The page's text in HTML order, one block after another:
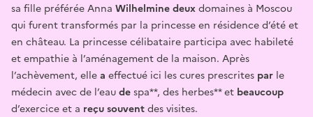
sa fille préférée Anna Wilhelmine deuxdomaines à Moscou
qui furent transformés par la princesse en résidence d’été et
en château. La princesse célibataire participa avec habileté
et empathie à l’aménagement de la maison. Après
l’achèvement, ellea effectué ici les cures prescrites par le
médecin avec de l’eaudespa**, des herbes** et beaucoup
d’exercice et a reçu souventdes visites.